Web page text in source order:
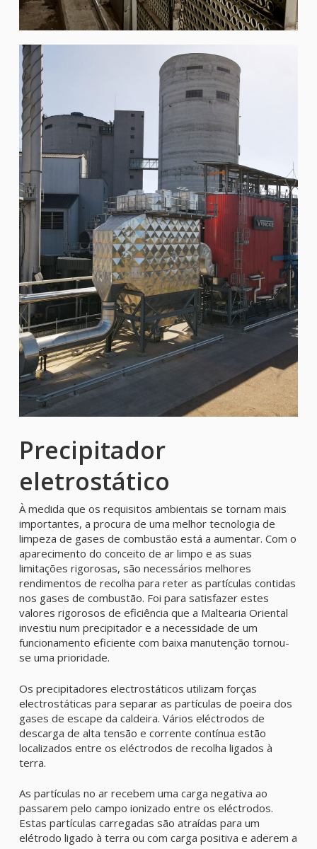
Precipitador
eletrostático
À medida que os requisitos ambientais se tornam mais
importantes, a procura de uma melhor tecnologia de
limpeza de gases de combustão está a aumentar. Com o
aparecimento do conceito de ar limpo e as suas
limitações rigorosas, são necessários melhores
rendimentos de recolha para reter as partículas contidas
nos gases de combustão. Foi para satisfazer estes
valores rigorosos de eficiência que a Maltearia Oriental
investiu num precipitador e a necessidade de um
funcionamento eficiente com baixa manutenção tornou-
se uma prioridade.
Os precipitadores electrostáticos utilizam forças
electrostáticas para separar as partículas de poeira dos
gases de escape da caldeira. Vários eléctrodos de
descarga de alta tensão e corrente contínua estão
localizados entre os eléctrodos de recolha ligados à
terra.
As partículas no ar recebem uma carga negativa ao
passarem pelo campo ionizado entre os eléctrodos.
Estas partículas carregadas são atraídas para um
elétrodo ligado à terra ou com carga positiva e aderem a